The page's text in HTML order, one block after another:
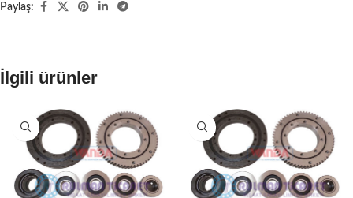
Paylaş:
İlgili ürünler